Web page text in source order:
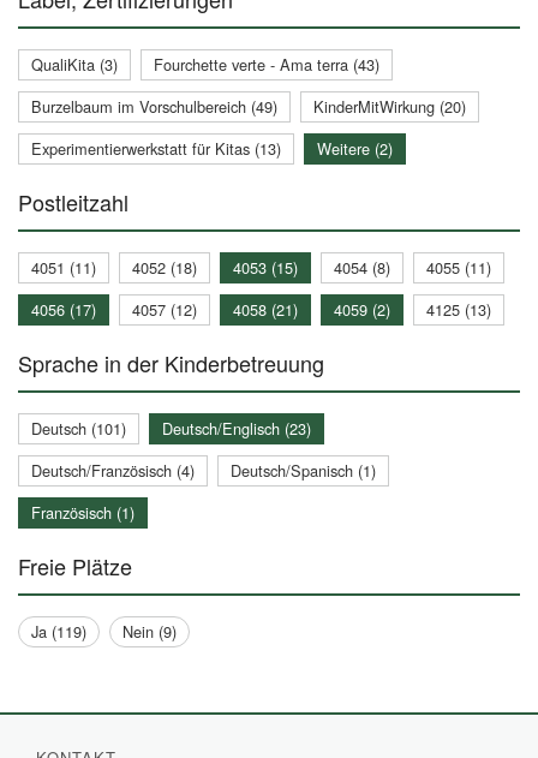
QualiKita (3)
Fourchette verte - Ama terra (43)
Burzelbaum im Vorschulbereich (49)
KinderMitWirkung (20)
Experimentierwerkstatt für Kitas (13)
Weitere (2)
Postleitzahl
4051 (11) 4052 (18) 4053 (15) 4054 (8)
4055 (11)
4056 (17)
4057 (12) 4058 (21) 4059 (2) 4125 (13)
Sprache in der Kinderbetreuung
Deutsch (101)
Deutsch/Englisch (23)
Deutsch/Französisch (4)
Deutsch/Spanisch (1)
Französisch (1)
Freie Plätze
Ja (119) Nein (9)